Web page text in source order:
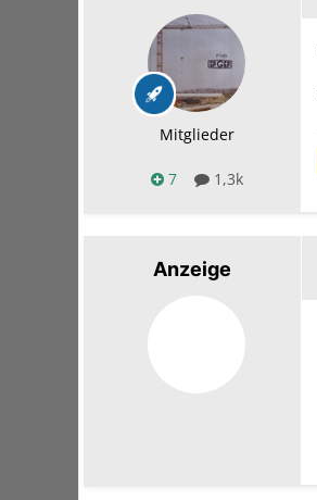
Mitglieder
7 1,3k
Anzeige